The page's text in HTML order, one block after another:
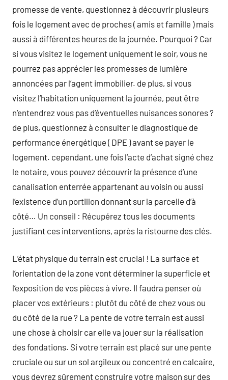
promesse de vente, questionnez à découvrir plusieurs
fois le logement avec de proches ( amis et famille ) mais
aussi à différentes heures de la journée. Pourquoi ? Car
si vous visitez le logement uniquement le soir, vous ne
pourrez pas apprécier les promesses de lumière
annoncées par l’agent immobilier. de plus, si vous
visitez l’habitation uniquement la journée, peut être
n’entendrez vous pas d’éventuelles nuisances sonores ?
de plus, questionnez à consulter le diagnostique de
performance énergétique ( DPE ) avant se payer le
logement. cependant, une fois l’acte d’achat signé chez
le notaire, vous pouvez découvrir la présence d’une
canalisation enterrée appartenant au voisin ou aussi
l’existence d’un portillon donnant sur la parcelle d’à
côté… Un conseil : Récupérez tous les documents
justifiant ces interventions, après la ristourne des clés.
L’état physique du terrain est crucial ! La surface et
l’orientation de la zone vont déterminer la superficie et
l’exposition de vos pièces à vivre. Il faudra penser où
placer vos extérieurs : plutôt du côté de chez vous ou
du côté de la rue ? La pente de votre terrain est aussi
une chose à choisir car elle va jouer sur la réalisation
des fondations. Si votre terrain est placé sur une pente
cruciale ou sur un sol argileux ou concentré en calcaire,
vous devrez sûrement construire votre maison sur des